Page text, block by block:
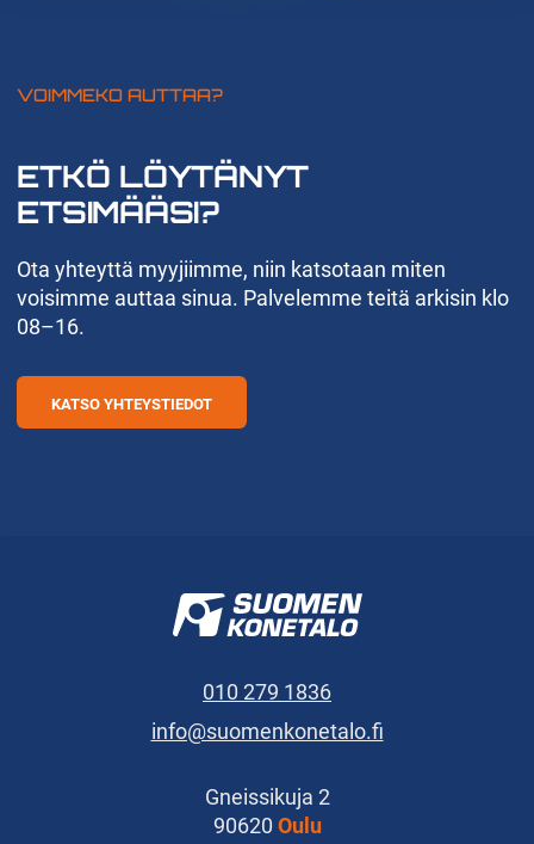
VOIMMEKO AUTTAA?
ETKÖ LÖYTÄNYT
ETSIMÄÄSI?
Ota yhteyttä myyjiimme, niin katsotaan miten
voisimme auttaa sinua. Palvelemme teitä arkisin klo
08–16.
KATSO YHTEYSTIEDOT
010 279 1836
info@suomenkonetalo.fi
Gneissikuja 2
90620 Oulu